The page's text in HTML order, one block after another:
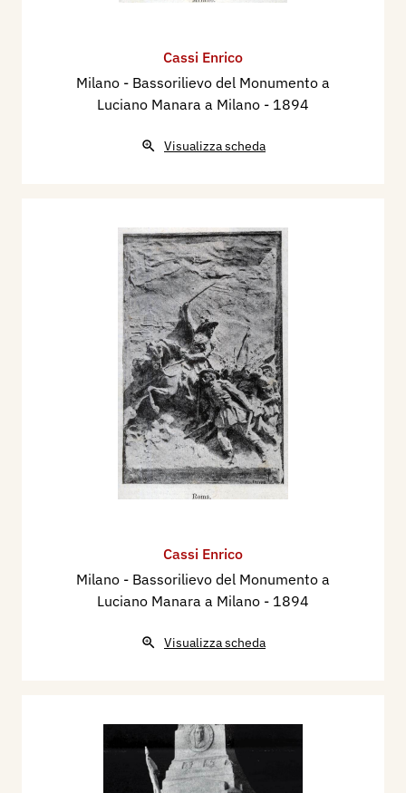
Cassi Enrico
Milano - Bassorilievo del Monumento a
Luciano Manara a Milano - 1894
Visualizza scheda
Cassi Enrico
Milano - Bassorilievo del Monumento a
Luciano Manara a Milano - 1894
Visualizza scheda